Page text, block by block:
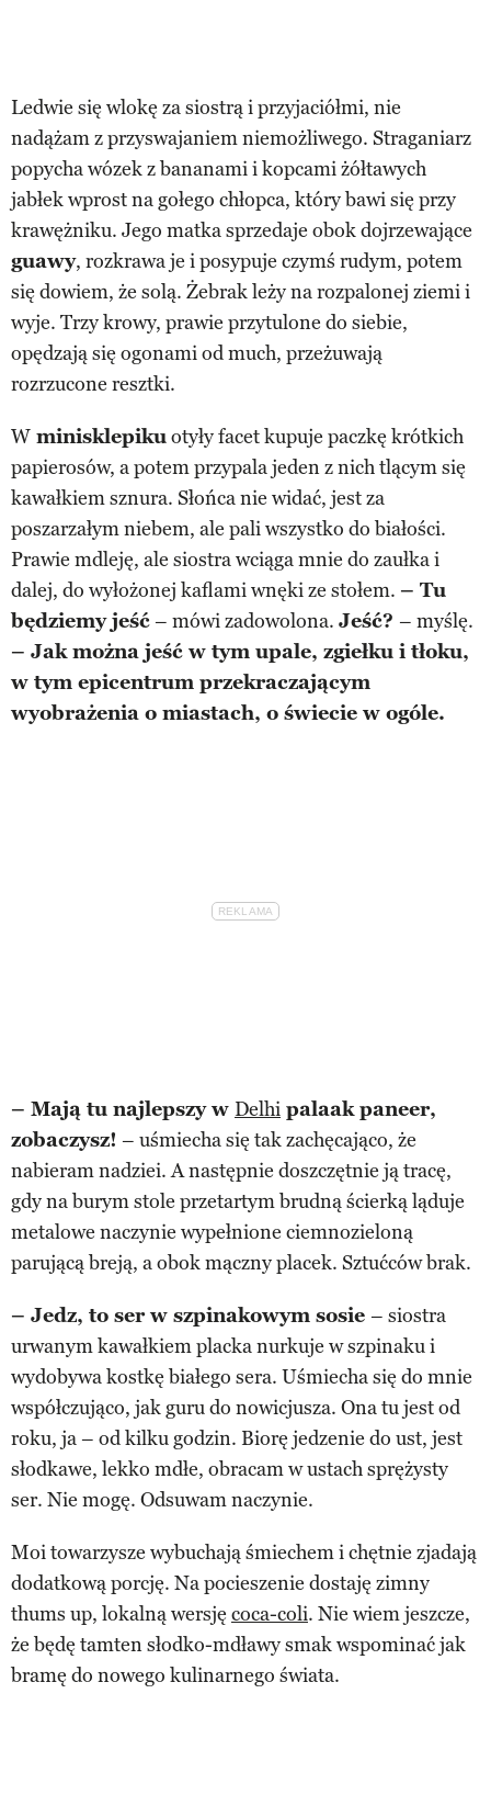
Ledwie się wlokę za siostrą i przyjaciółmi, nie
nadążam z przyswajaniem niemożliwego. Straganiarz
popycha wózek z bananami i kopcami żółtawych
jabłek wprost na gołego chłopca, który bawi się przy
krawężniku. Jego matka sprzedaje obok dojrzewające
guawy, rozkrawa je i posypuje czymś rudym, potem
się dowiem, że solą. Żebrak leży na rozpalonej ziemi i
wyje. Trzy krowy, prawie przytulone do siebie,
opędzają się ogonami od much, przeżuwają
rozrzucone resztki.
W minisklepikuotyły facet kupuje paczkę krótkich
papierosów, a potem przypala jeden z nich tlącym się
kawałkiem sznura. Słońca nie widać, jest za
poszarzałym niebem, ale pali wszystko do białości.
Prawie mdleję, ale siostra wciąga mnie do zaułka i
dalej, do wyłożonej kaflami wnęki ze stołem. – Tu
będziemy jeść– mówi zadowolona. Jeść? – myślę.
– Jak można jeść w tym upale, zgiełku i tłoku,
w tym epicentrum przekraczającym
wyobrażenia o miastach, o świecie w ogóle.
– Mają tu najlepszy w Delhi palaak paneer,
zobaczysz! – uśmiecha się tak zachęcająco, że
nabieram nadziei. A następnie doszczętnie ją tracę,
gdy na burym stole przetartym brudną ścierką ląduje
metalowe naczynie wypełnione ciemnozieloną
parującą breją, a obok mączny placek. Sztućców brak.
– Jedz, to ser w szpinakowym sosie – siostra
urwanym kawałkiem placka nurkuje w szpinaku i
wydobywa kostkę białego sera. Uśmiecha się do mnie
współczująco, jak guru do nowicjusza. Ona tu jest od
roku, ja – od kilku godzin. Biorę jedzenie do ust, jest
słodkawe, lekko mdłe, obracam w ustach sprężysty
ser. Nie mogę. Odsuwam naczynie.
Moi towarzysze wybuchają śmiechem i chętnie zjadają
dodatkową porcję. Na pocieszenie dostaję zimny
thums up, lokalną wersję coca-coli. Nie wiem jeszcze,
że będę tamten słodko-mdławy smak wspominać jak
bramę do nowego kulinarnego świata.